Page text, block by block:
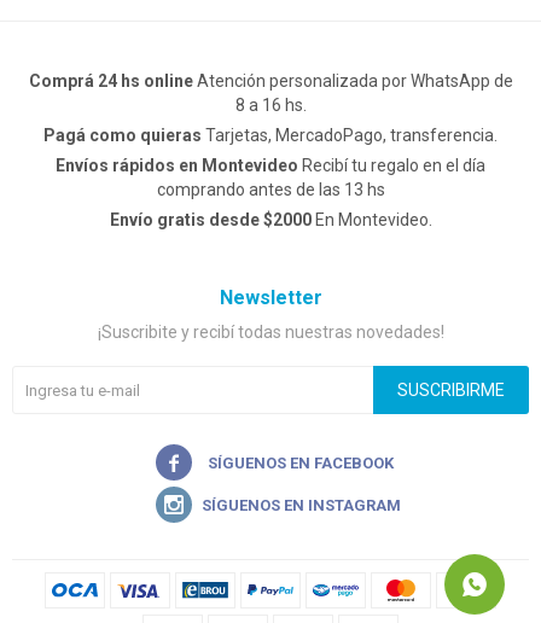
Comprá 24 hs onlineAtención personalizada por WhatsApp de
8 a 16 hs.
Pagá como quieras Tarjetas, MercadoPago, transferencia.
Envíos rápidos en Montevideo Recibí tu regalo en el día
comprando antes de las 13 hs
Envío gratis desde $2000En Montevideo.
Newsletter
¡Suscribite y recibí todas nuestras novedades!
SUSCRIBIRME

